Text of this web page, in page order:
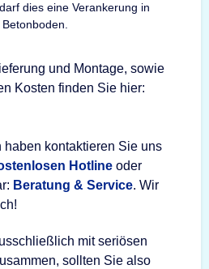
dies eine Verankerung in
und Montage, sowie
Kosten finden Sie hier:
kontaktieren Sie uns
Hotline oder
Beratung & Service. Wir
mit seriösen
sollten Sie also